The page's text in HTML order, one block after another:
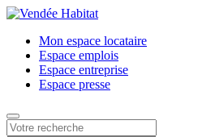
Mon espace locataire
Espace emplois
Espace entreprise
Espace presse